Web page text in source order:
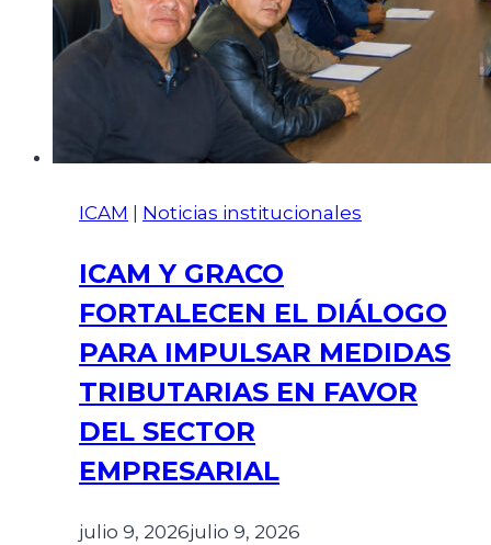
ICAM Noticias institucionales
ICAM Y GRACO
FORTALECEN EL DIÁLOGO
PARA IMPULSAR MEDIDAS
TRIBUTARIAS EN FAVOR
DEL SECTOR
EMPRESARIAL
julio 9, 2026julio 9, 2026